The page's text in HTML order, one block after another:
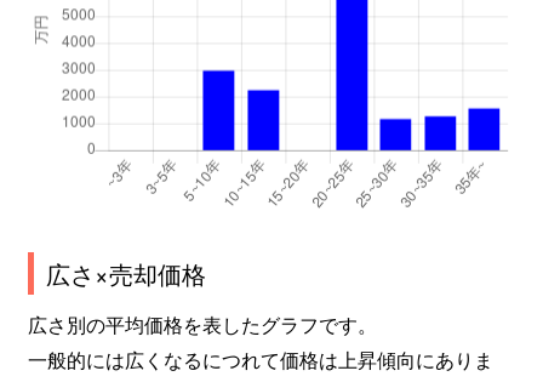
広さ×売却価格
広さ別の平均価格を表したグラフです。
一般的には広くなるにつれて価格は上昇傾向にありま